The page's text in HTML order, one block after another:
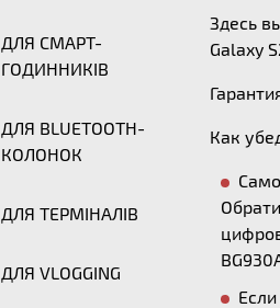
ДЛЯ СМАРТ-
ГОДИННИКІВ
ДЛЯ BLUETOOTH-
КОЛОНОК
ДЛЯ ТЕРМІНАЛІВ
ДЛЯ VLOGGING
Здесь
Galaxy
Как